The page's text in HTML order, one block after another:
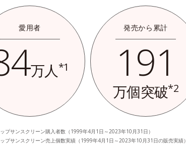
愛用者
万人*1
発売から累計
191
万個突破*2
プサンスクリーン購入者数（1999年4月1日～2023年10月31日）
プサンスクリーン売上個数実績（1999年4月1日～2023年10月31日の販売実績）